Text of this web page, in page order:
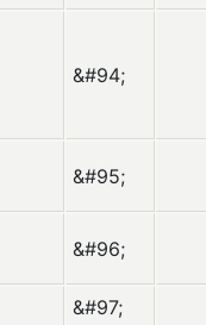
&#94;
&#95;
&#96;
&#97;